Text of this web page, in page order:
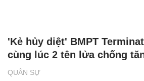
QUÂN SỰ
'Kẻ hủy diệt' BMPT
cùng lúc 2 tên lửa chống